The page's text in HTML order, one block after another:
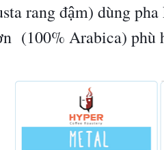
rangđậm) dùng pha
n (100% Arabica) phù